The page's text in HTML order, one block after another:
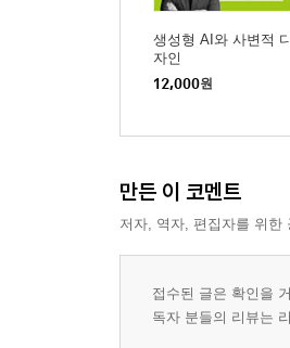
생성형 AI와 사변적 디
자인
12,000원
만든 이 코멘트
저자, 역자, 편집자를 위한
접수된 글은 확인을
독자 분들의 리뷰는